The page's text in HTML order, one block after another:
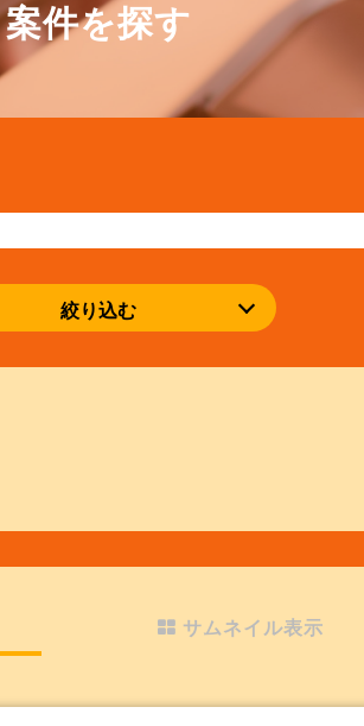
案件を探す
絞り込む
サムネイル表示